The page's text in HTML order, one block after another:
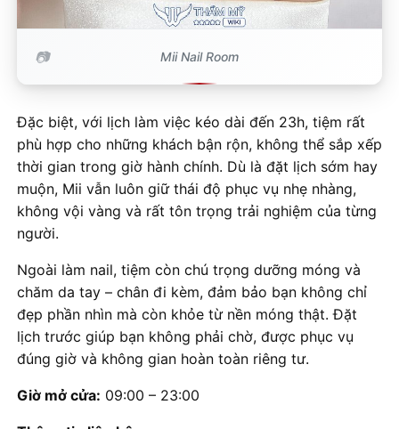
Mii Nail Room
Đặc biệt, với lịch làm việc kéo dài đến 23h, tiệm rất
phù hợp cho những khách bận rộn, không thể sắp xếp
thời gian trong giờ hành chính. Dù là đặt lịch sớm hay
muộn, Mii vẫn luôn giữ thái độ phục vụ nhẹ nhàng,
không vội vàng và rất tôn trọng trải nghiệm của từng
người.
Ngoài làm nail, tiệm còn chú trọng dưỡng móng và
chăm da tay – chân đi kèm, đảm bảo bạn không chỉ
đẹp phần nhìn mà còn khỏe từ nền móng thật. Đặt
lịch trước giúp bạn không phải chờ, được phục vụ
đúng giờ và không gian hoàn toàn riêng tư.
Giờ mở cửa: 09:00 – 23:00